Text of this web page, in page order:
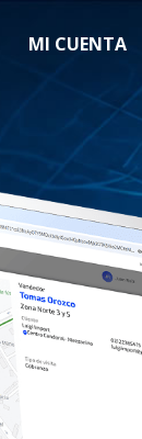
MI CUENTA